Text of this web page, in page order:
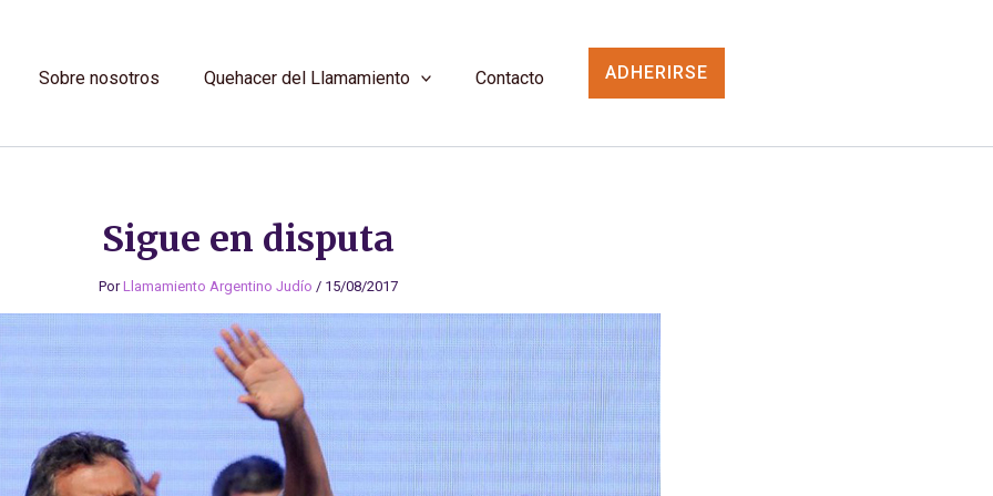
Sobre nosotros Quehacer del Llamamiento Contacto ADHERIRSE
Sigue en disputa
PorLlamamiento Argentino Judío / 15/08/2017